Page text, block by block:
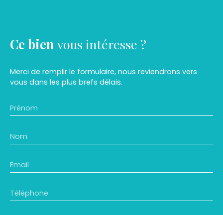
Ce bien vous intéresse ?
Merci de remplir le formulaire, nous reviendrons vers
vous dans les plus brefs délais.
Prénom
Nom
Email
Téléphone